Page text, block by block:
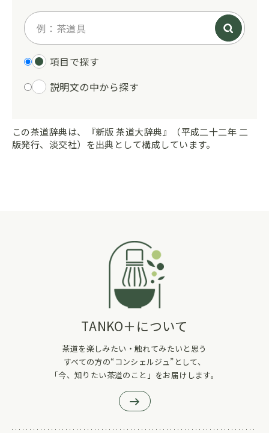
項目で探す
説明文の中から探す
この茶道辞典は、『新版 茶道大辞典』（平成二十二年 二
版発行、淡交社）を出典として構成しています。
TANKO＋について
茶道を楽しみたい・触れてみたいと思う
すべての方の“コンシェルジュ”として、
「今、知りたい茶道のこと」をお届けします。